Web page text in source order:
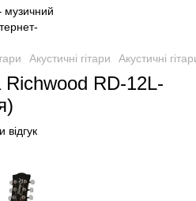
Акустичні гітари Акустичні
Richwood RD-12L-
відгук